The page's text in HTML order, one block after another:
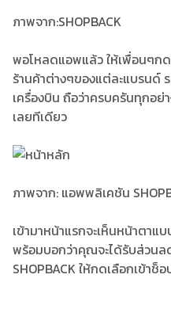
ภาพจาก:SHOPBACK
พอโหลดแอพแล้ว ให้เพื่อนๆกด
ร้านค้าต่างๆของแต่ละแบรนด์
เครื่องบิน ถือว่าครบครันทุกอย่
เลยทีเดียว
ภาพจาก: แอพพลิเคชัน
เข้ามาหน้าแรกจะเห็นหน้าตาแ
พร้อมบอกว่าคุณจะได้รับส่วนล
SHOPBACK ให้กดเลือกเข้า